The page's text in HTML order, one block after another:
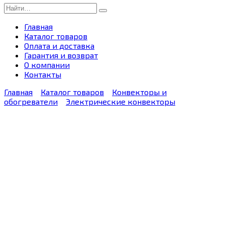
Search
for:
Главная
Каталог товаров
Оплата и доставка
Гарантия и возврат
О компании
Контакты
Главная
Каталог товаров
Конвекторы и
обогреватели
Электрические конвекторы